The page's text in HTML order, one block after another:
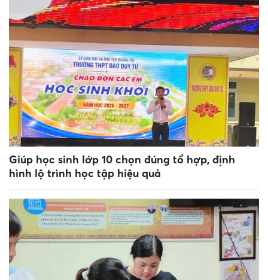
Giúp học sinh lớp 10 chọn đúng tổ hợp, định
hình lộ trình học tập hiệu quả